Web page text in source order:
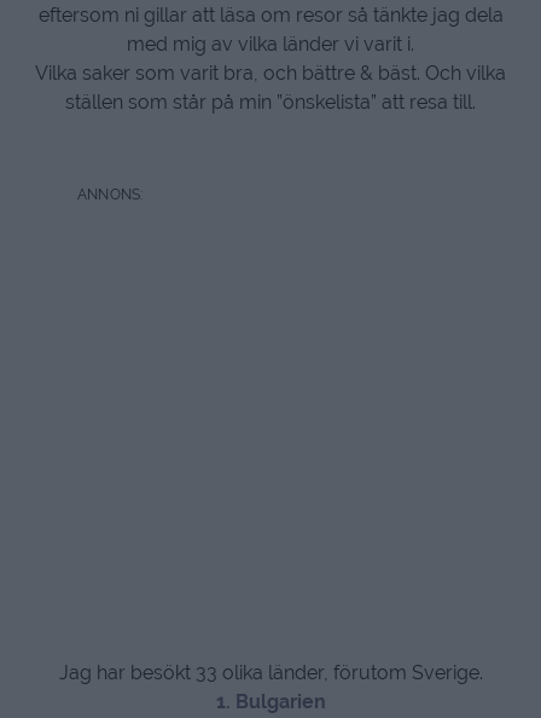
eftersom ni gillar att läsa om resor så tänkte jag dela
med mig av vilka länder vi varit i.
Vilka saker som varit bra, och bättre & bäst. Och vilka
ställen som står på min ”önskelista” att resa till.
Jag har besökt 33 olika länder, förutom Sverige.
1. Bulgarien